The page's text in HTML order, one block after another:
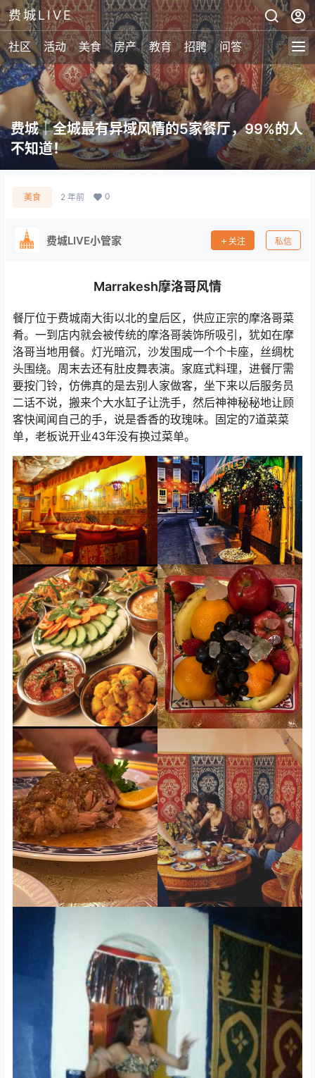
费城LIVE
社区 活动 美食 房产 教育 招聘 问答
费城｜全城最有异域风情的5家餐厅，99%的人
不知道！
美食 2 年前 0
费城LIVE小管家 关注 私信
Marrakesh摩洛哥风情
餐厅位于费城南大街以北的皇后区，供应正宗的摩洛哥菜
肴。一到店内就会被传统的摩洛哥装饰所吸引，犹如在摩
洛哥当地用餐。灯光暗沉，沙发围成一个个卡座，丝绸枕
头围绕。周末去还有肚皮舞表演。家庭式料理，进餐厅需
要按门铃，仿佛真的是去别人家做客，坐下来以后服务员
二话不说，搬来个大水缸子让洗手，然后神神秘秘地让顾
客快闻闻自己的手，说是香香的玫瑰味。固定的7道菜菜
单，老板说开业43年没有换过菜单。